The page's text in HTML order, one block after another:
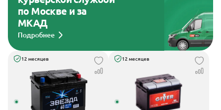
по Москве и за
МКАД
Подробнее
12 месяцев 12 месяцев